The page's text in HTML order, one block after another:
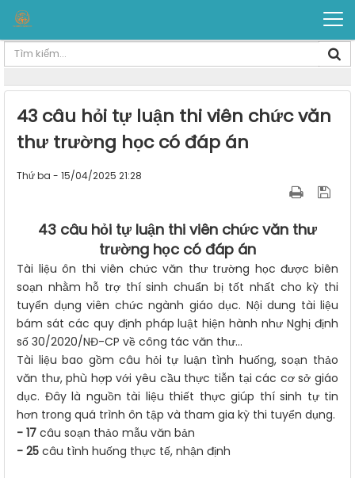
43 câu hỏi tự luận thi viên chức văn
thư trường học có đáp án
Thứ ba - 15/04/2025 21:28
43 câu hỏi tự luận thi viên chức văn thư
trường học có đáp án
Tài liệu ôn thi viên chức văn thư trường học được biên
soạn nhằm hỗ trợ thí sinh chuẩn bị tốt nhất cho kỳ thi
tuyển dụng viên chức ngành giáo dục. Nội dung tài liệu
bám sát các quy định pháp luật hiện hành như Nghị định
số 30/2020/NĐ-CP về công tác văn thư...
Tài liệu bao gồm câu hỏi tự luận tình huống, soạn thảo
văn thư, phù hợp với yêu cầu thực tiễn tại các cơ sở giáo
dục. Đây là nguồn tài liệu thiết thực giúp thí sinh tự tin
hơn trong quá trình ôn tập và tham gia kỳ thi tuyển dụng.
- 17 câu soạn thảo mẫu văn bản
- 25 câu tình huống thực tế, nhận định